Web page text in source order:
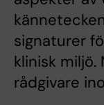
signaturer
klinisk miljö.
rådgivare